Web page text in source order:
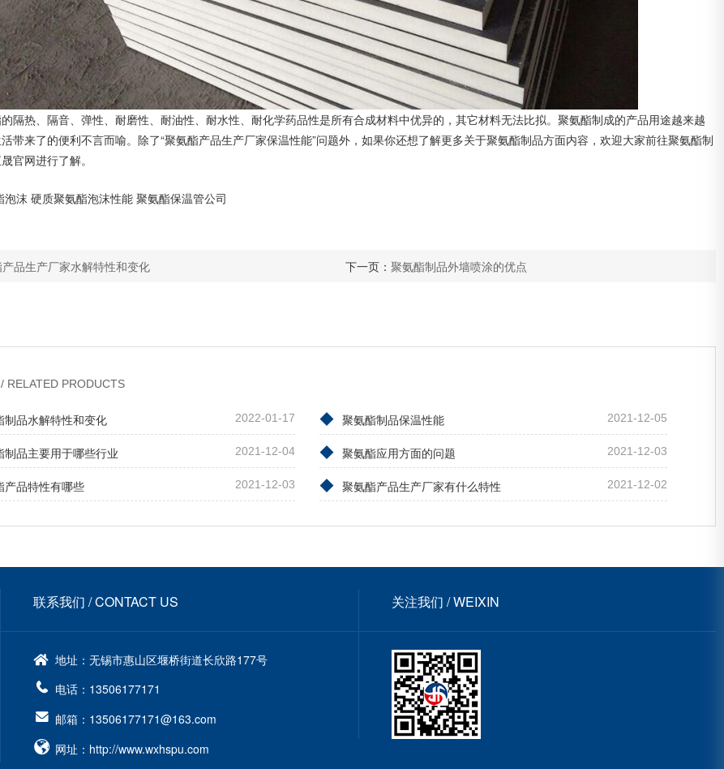
隔热、隔音、弹性、耐磨性、耐油性、耐水性、耐化学药品性是所有合成材料中优异的，其它材料无法比拟。聚氨酯制成的产品用途越来越
带来了的便利不言而喻。除了“聚氨酯产品生产厂家保温性能”问题外，如果你还想了解更多关于聚氨酯制品方面内容，欢迎大家前往聚氨酯制
官网进行了解。
泡沫 硬质聚氨酯泡沫性能 聚氨酯保温管公司
品生产厂家水解特性和变化 下一页： 聚氨酯制品外墙喷涂的优点
/ RELATED PRODUCTS
制品水解特性和变化 2022-01-17 ◆ 聚氨酯制品保温性能 2021-12-05
制品主要用于哪些行业 2021-12-04 ◆ 聚氨酯应用方面的问题 2021-12-03
产品特性有哪些 2021-12-03 ◆ 聚氨酯产品生产厂家有什么特性 2021-12-02
联系我们 / CONTACT US
地址：无锡市惠山区堰桥街道长欣路177号
电话：13506177171
邮箱：13506177171@163.com
网址：http://www.wxhspu.com
关注我们 / WEIXIN